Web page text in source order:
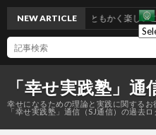
「幸せ実践塾」通
幸せになるための理論と実践に関する
「幸せ実践塾」通信（SJ通信）の過去ロ
NEW ARTICLEともかく楽しいことを